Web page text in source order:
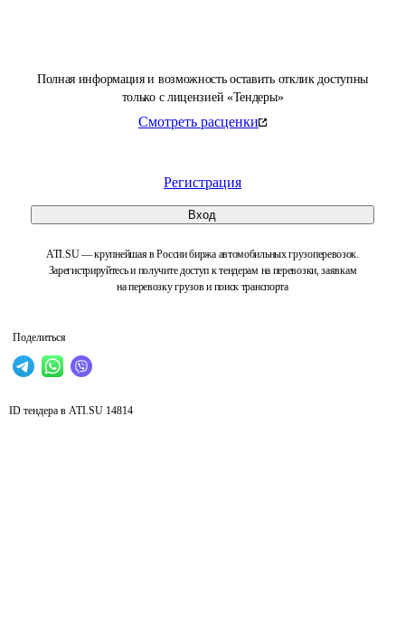
Полная информация и возможность оставить отклик доступны
только с лицензией «Тендеры»
Смотреть расценки
Регистрация
Вход
ATI.SU — крупнейшая в России биржа автомобильных грузоперевозок.
Зарегистрируйтесь и получите доступ к тендерам на перевозки, заявкам
на перевозку грузов и поиск транспорта
Поделиться
ID тендера в ATI.SU 14814